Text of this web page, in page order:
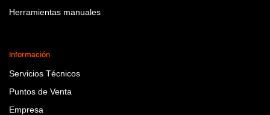
Herramientas manuales
Información
Servicios Técnicos
Puntos de Venta
Empresa